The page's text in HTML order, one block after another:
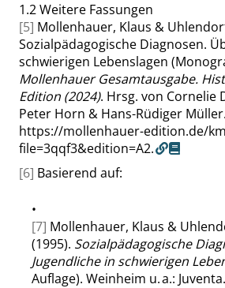
1.2Weitere Fassungen
[5] Mollenhauer, Klaus &
Sozialpädagogische Diagnosen.
schwierigen Lebenslagen
Mollenhauer Gesamtausgabe.
Edition (2024). Hrsg. von Cornelie
Peter Horn & Hans-Rüdiger Müller.
https://mollenhauer-edition.de/
file=3qqf3&edition=A2.
[6] Basierend auf:
•
[7] Mollenhauer, Klaus &
(1995). Sozialpädagogische
Jugendliche in schwierigen
Auflage). Weinheim u. a.: Juventa.